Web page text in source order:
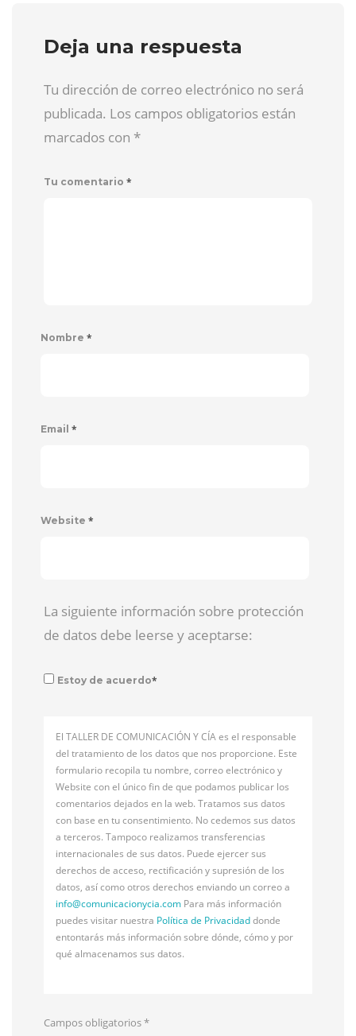
Deja una respuesta
Tu dirección de correo electrónico no será
publicada. Los campos obligatorios están
marcados con *
Tu comentario *
Nombre *
Email *
Website *
La siguiente información sobre protección
de datos debe leerse y aceptarse:
Estoy de acuerdo*
El TALLER DE COMUNICACIÓN Y CÍA es el responsable
del tratamiento de los datos que nos proporcione. Este
formulario recopila tu nombre, correo electrónico y
Website con el único fin de que podamos publicar los
comentarios dejados en la web. Tratamos sus datos
con base en tu consentimiento. No cedemos sus datos
a terceros. Tampoco realizamos transferencias
internacionales de sus datos. Puede ejercer sus
derechos de acceso, rectificación y supresión de los
datos, así como otros derechos enviando un correo a
info@comunicacionycia.com Para más información
puedes visitar nuestra Política de Privacidaddonde
entontarás más información sobre dónde, cómo y por
qué almacenamos sus datos.
Campos obligatorios*